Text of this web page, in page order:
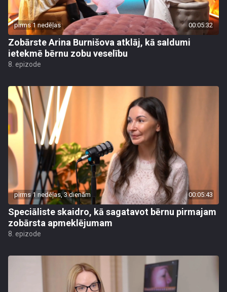
pirms 1 nedēļas 00:05:32
Zobārste Arina Burnišova atklāj, kā saldumi
ietekmē bērnu zobu veselību
8. epizode
pirms 1 nedēļas, 3 dienām 00:05:43
Speciāliste skaidro, kā sagatavot bērnu pirmajam
zobārsta apmeklējumam
8. epizode